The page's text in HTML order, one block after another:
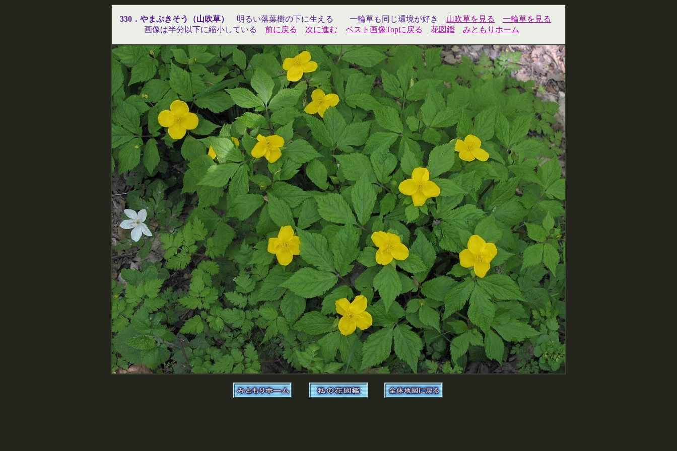
330．やまぶきそう（山吹草） 明るい落葉樹の下に生える 一輪草も同じ環境が好き 山吹草を見る
一輪草を見る
画像は半分以下に縮小している
前に戻る 次に進む ベスト画像Topに戻る 花図鑑 みともりホーム